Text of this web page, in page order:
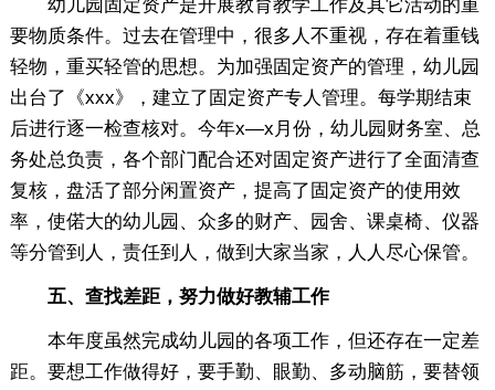
幼儿园固定资产是开展教育教学工作及其它活动的重
要物质条件。过去在管理中，很多人不重视，存在着重钱
轻物，重买轻管的思想。为加强固定资产的管理，幼儿园
出台了《xxx》，建立了固定资产专人管理。每学期结束
后进行逐一检查核对。今年x—x月份，幼儿园财务室、总
务处总负责，各个部门配合还对固定资产进行了全面清查
复核，盘活了部分闲置资产，提高了固定资产的使用效
率，使偌大的幼儿园、众多的财产、园舍、课桌椅、仪器
等分管到人，责任到人，做到大家当家，人人尽心保管。
五、查找差距，努力做好教辅工作
本年度虽然完成幼儿园的各项工作，但还存在一定差
距。要想工作做得好，要手勤、眼勤、多动脑筋，要替领